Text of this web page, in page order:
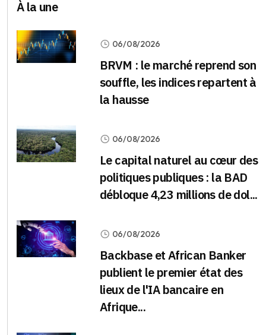
À la une
06/08/2026
BRVM : le marché reprend son
souffle, les indices repartent à
la hausse
06/08/2026
Le capital naturel au cœur des
politiques publiques : la BAD
débloque 4,23 millions de dol...
06/08/2026
Backbase et African Banker
publient le premier état des
lieux de l'IA bancaire en
Afrique...